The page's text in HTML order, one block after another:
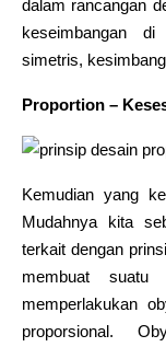
dalam rancangan
keseimbangan
simetris,
Proportion –
Kemudian yang
Mudahnya kita
terkait dengan
membuat suatu
memperlakukan
proporsional.